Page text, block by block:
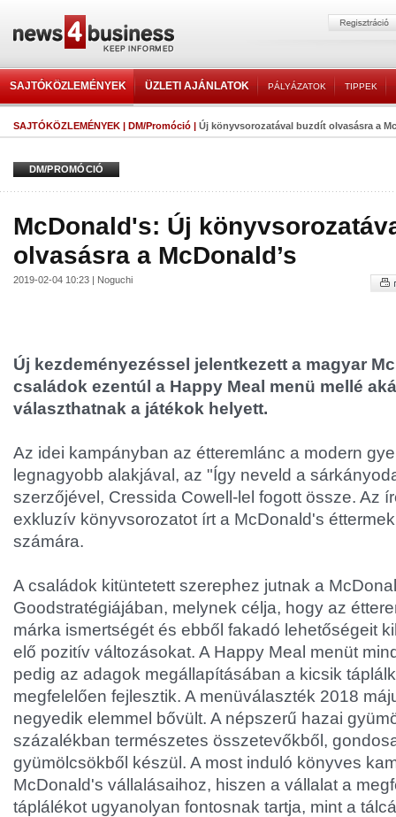
SAJTÓKÖZLEMÉNYEK ÜZLETI AJÁNLATOK PÁLYÁZATOK TIPPEK
SAJTÓKÖZLEMÉNYEK | DM/Promóció | Új könyvsorozatával buzdít olvasásra a
DM/PROMÓCIÓ
McDonald's: Új
olvasásra a McDonald’s
2019-02-04 10:23 | Noguchi
Új kezdeményezéssel jelentkezett a magyar
családok ezentúl a Happy Meal menü mellé
választhatnak a játékok helyett.
Az idei kampányban az étteremlánc a modern
legnagyobb alakjával, az "Így neveld a
szerzőjével, Cressida Cowell-lel fogott össze. Az
exkluzív könyvsorozatot írt a McDonald's
számára.
A családok kitüntetett szerephez jutnak a
Goodstratégiájában, melynek célja, hogy az
márka ismertségét és ebből fakadó lehetőségeit
elő pozitív változásokat. A Happy Meal menüt
pedig az adagok megállapításában a kicsik
megfelelően fejlesztik. A menüválaszték 2018
negyedik elemmel bővült. A népszerű hazai
százalékban természetes összetevőkből,
gyümölcsökből készül. A most induló könyves
McDonald's vállalásaihoz, hiszen a vállalat a
táplálékot ugyanolyan fontosnak tartja, mint a